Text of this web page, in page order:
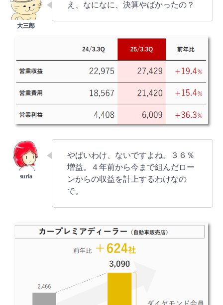
え、なになに、決算やばかったの？
やばいわけ、ないですよね。３６％
増益。４年前から今まで組んだロー
ンからの収益を計上するわけなの
で。